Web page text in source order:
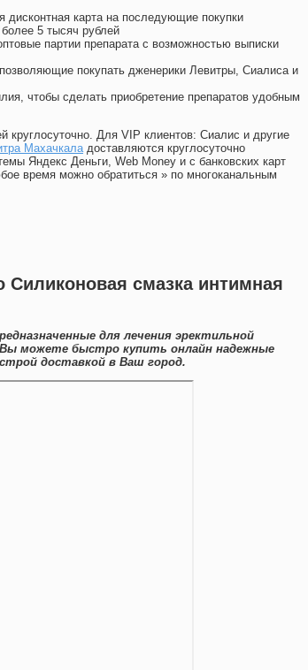
дисконтная карта на последующие покупки
5 тысяч рублей
партии препарата с возможностью выписки
покупать дженерики Левитры, Сиалиса и
чтобы сделать приобретение препаратов удобным
круглосуточно. Для VIP клиентов: Сиалис и другие
Махачкаладоставляются круглосуточно
Яндекс Деньги, Web Money и с банковских карт
время можно обратиться » по многоканальным
смазка интимная
для лечения эректильной
можете быстро купить онлайн надежные
доставкой в Ваш город.